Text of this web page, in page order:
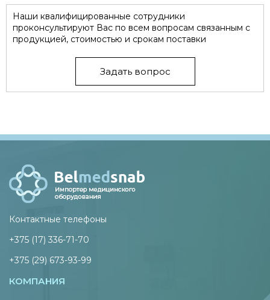
Наши квалифицированные сотрудники
проконсультируют Вас по всем вопросам связанным с
продукцией, стоимостью и срокам поставки
Задать вопрос
Контактные телефоны
+375 (17) 336-71-70
+375 (29) 673-93-99
КОМПАНИЯ